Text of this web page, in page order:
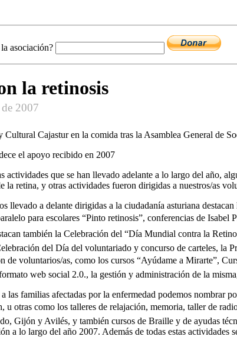
asociación?
la retinosis
2007
el apoyo recibido en 2007
actividades que se han llevado adelante a lo largo del año,
la retina, y otras actividades fueron dirigidas a nuestros/as
llevado a delante dirigidas a la ciudadaní­a asturiana
para escolares “Pinto retinosis”, conferencias de
también la Celebración del “Dí­a Mundial contra la
del Dí­a del voluntariado y concurso de carteles, la
de voluntarios/as, como los cursos “Ayúdame a Mirarte”,
web social 2.0., la gestión y administración de la
las familias afectadas por la enfermedad podemos
otras como los talleres de relajación, memoria, taller de
Gijón y Avilés, y también cursos de Braille y de ayudas
a lo largo del año 2007. Además de todas estas